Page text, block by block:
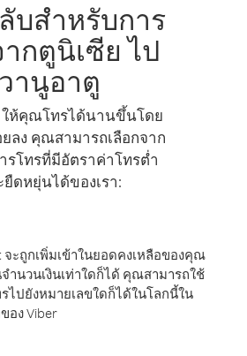
บสำหรับการ
กตูนิเซีย ไป
วานูอาตู
ให้คุณโทรได้นานขึ้นโดย
ลง คุณสามารถเลือกจาก
รโทรที่มีอัตราค่าโทรต่ำ
ยืดหยุ่นได้ของเรา:
จะถูกเพิ่มเข้าในยอดคงเหลือของคุณ
ำนวนเงินเท่าใดก็ได้ คุณสามารถใช้
ไปยังหมายเลขใดก็ได้ในโลกนี้ใน
อง Viber